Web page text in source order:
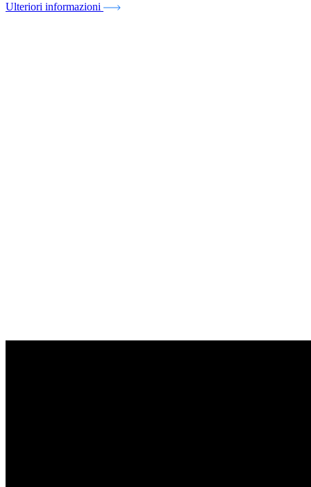
Ulteriori informazioni